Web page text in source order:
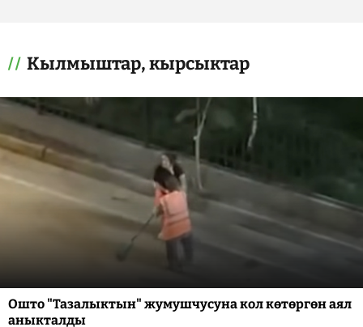
Кылмыштар, кырсыктар
Ошто "Тазалыктын" жумушчусуна кол көтөргөн аял
аныкталды